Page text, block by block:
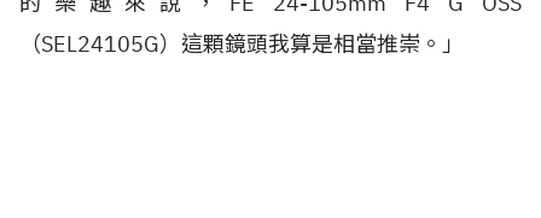
（SEL24105G）這顆鏡頭我算是相當推崇。」